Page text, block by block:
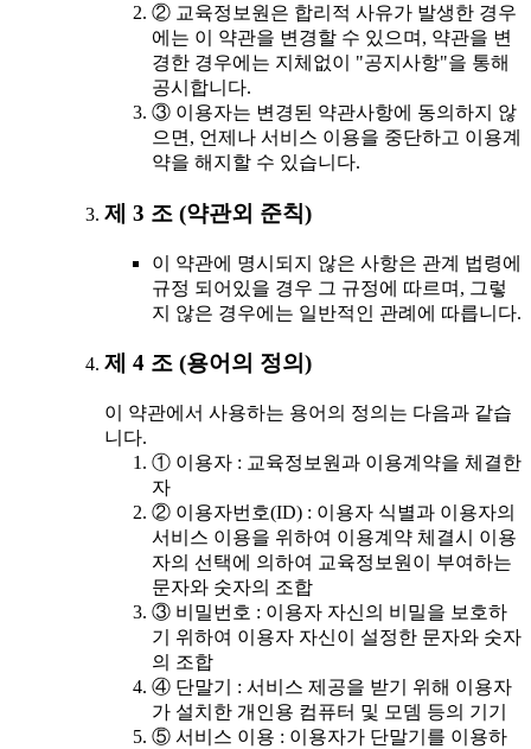
② 교육정보원은 합리적 사유가 발생한 경우
에는 이 약관을 변경할 수 있으며, 약관을 변
경한 경우에는 지체없이 "공지사항"을 통해
공시합니다.
③ 이용자는 변경된 약관사항에 동의하지 않
으면, 언제나 서비스 이용을 중단하고 이용계
약을 해지할 수 있습니다.
제 3 조 (약관외 준칙)
이 약관에 명시되지 않은 사항은 관계 법령에
규정 되어있을 경우 그 규정에 따르며, 그렇
지 않은 경우에는 일반적인 관례에 따릅니다.
제 4 조 (용어의 정의)
이 약관에서 사용하는 용어의 정의는 다음과 같습
니다.
① 이용자 : 교육정보원과 이용계약을 체결한
자
② 이용자번호(ID) : 이용자 식별과 이용자의
서비스 이용을 위하여 이용계약 체결시 이용
자의 선택에 의하여 교육정보원이 부여하는
문자와 숫자의 조합
③ 비밀번호 : 이용자 자신의 비밀을 보호하
기 위하여 이용자 자신이 설정한 문자와 숫자
의 조합
④ 단말기 : 서비스 제공을 받기 위해 이용자
가 설치한 개인용 컴퓨터 및 모뎀 등의 기기
⑤ 서비스 이용 : 이용자가 단말기를 이용하